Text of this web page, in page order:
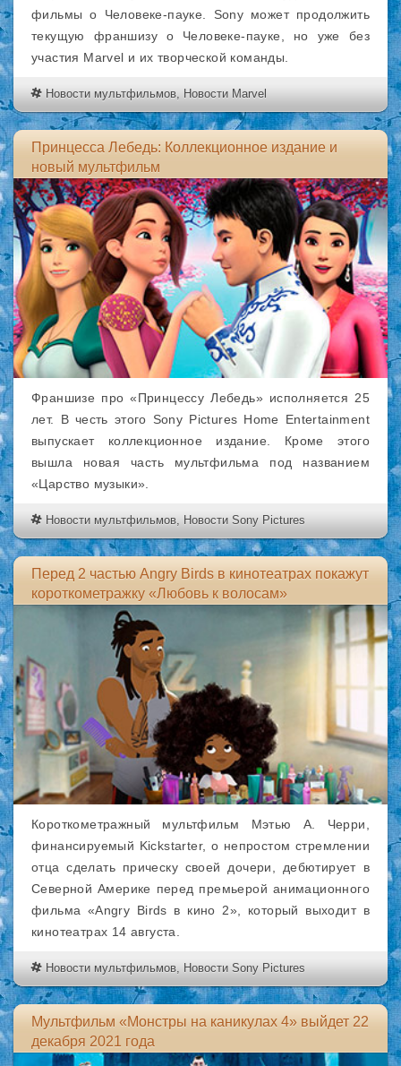
фильмы о Человеке-пауке. Sony может продолжить
текущую франшизу о Человеке-пауке, но уже без
участия Marvel и их творческой команды.
Новости мультфильмов, Новости Marvel
Принцесса Лебедь: Коллекционное издание и
новый мультфильм
Франшизе про «Принцессу Лебедь» исполняется 25
лет. В честь этого Sony Pictures Home Entertainment
выпускает коллекционное издание. Кроме этого
вышла новая часть мультфильма под названием
«Царство музыки».
Новости мультфильмов, Новости Sony Pictures
Перед 2 частью Angry Birds в кинотеатрах покажут
короткометражку «Любовь к волосам»
Короткометражный мультфильм Мэтью А. Черри,
финансируемый Kickstarter, о непростом стремлении
отца сделать прическу своей дочери, дебютирует в
Северной Америке перед премьерой анимационного
фильма «Angry Birds в кино 2», который выходит в
кинотеатрах 14 августа.
Новости мультфильмов, Новости Sony Pictures
Мультфильм «Монстры на каникулах 4» выйдет 22
декабря 2021 года